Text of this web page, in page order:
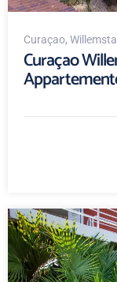
Curaçao,
Curaçao